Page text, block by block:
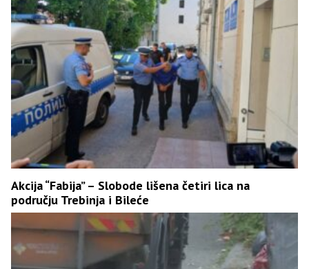
Akcija “Fabija” – Slobode lišena četiri lica na
području Trebinja i Bileće